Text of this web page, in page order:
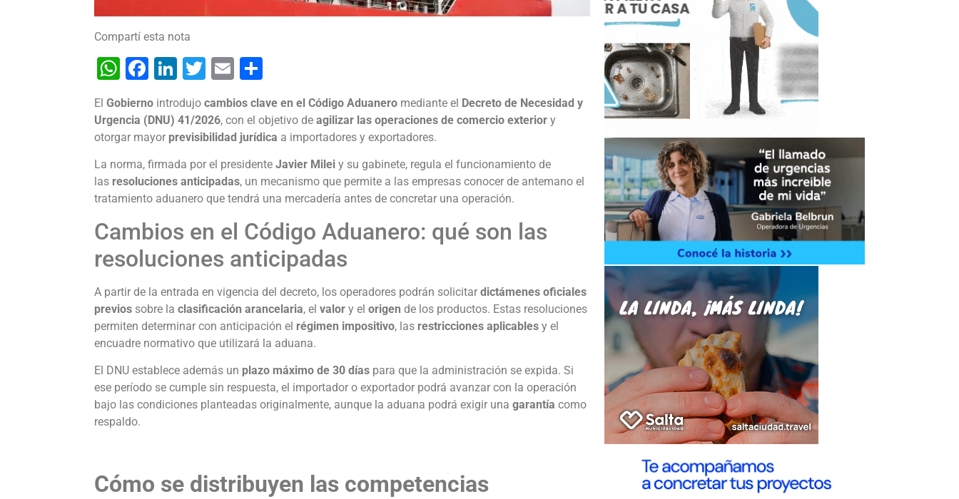
Compartí esta nota
WhatsApp
Facebook
LinkedIn
Twitter
Email
El Gobierno introdujo cambios clave en el Código Aduanero mediante el Decreto de Necesidad y
Urgencia (DNU) 41/2026, con el objetivo de agilizar las operaciones de comercio exterior y
otorgar mayor previsibilidad jurídica a importadores y exportadores.
La norma, firmada por el presidente Javier Milei y su gabinete, regula el funcionamiento de
las resoluciones anticipadas, un mecanismo que permite a las empresas conocer de antemano el
tratamiento aduanero que tendrá una mercadería antes de concretar una operación.
Cambios en el Código Aduanero: qué son las
resoluciones anticipadas
A partir de la entrada en vigencia del decreto, los operadores podrán solicitar dictámenes oficiales
previos sobre la clasificación arancelaria, el valor y el origen de los productos. Estas resoluciones
permiten determinar con anticipación el régimen impositivo, las restricciones aplicables y el
encuadre normativo que utilizará la aduana.
El DNU establece además un plazo máximo de 30 días para que la administración se expida. Si
ese período se cumple sin respuesta, el importador o exportador podrá avanzar con la operación
bajo las condiciones planteadas originalmente, aunque la aduana podrá exigir una garantía como
respaldo.
Cómo se distribuyen las competencias